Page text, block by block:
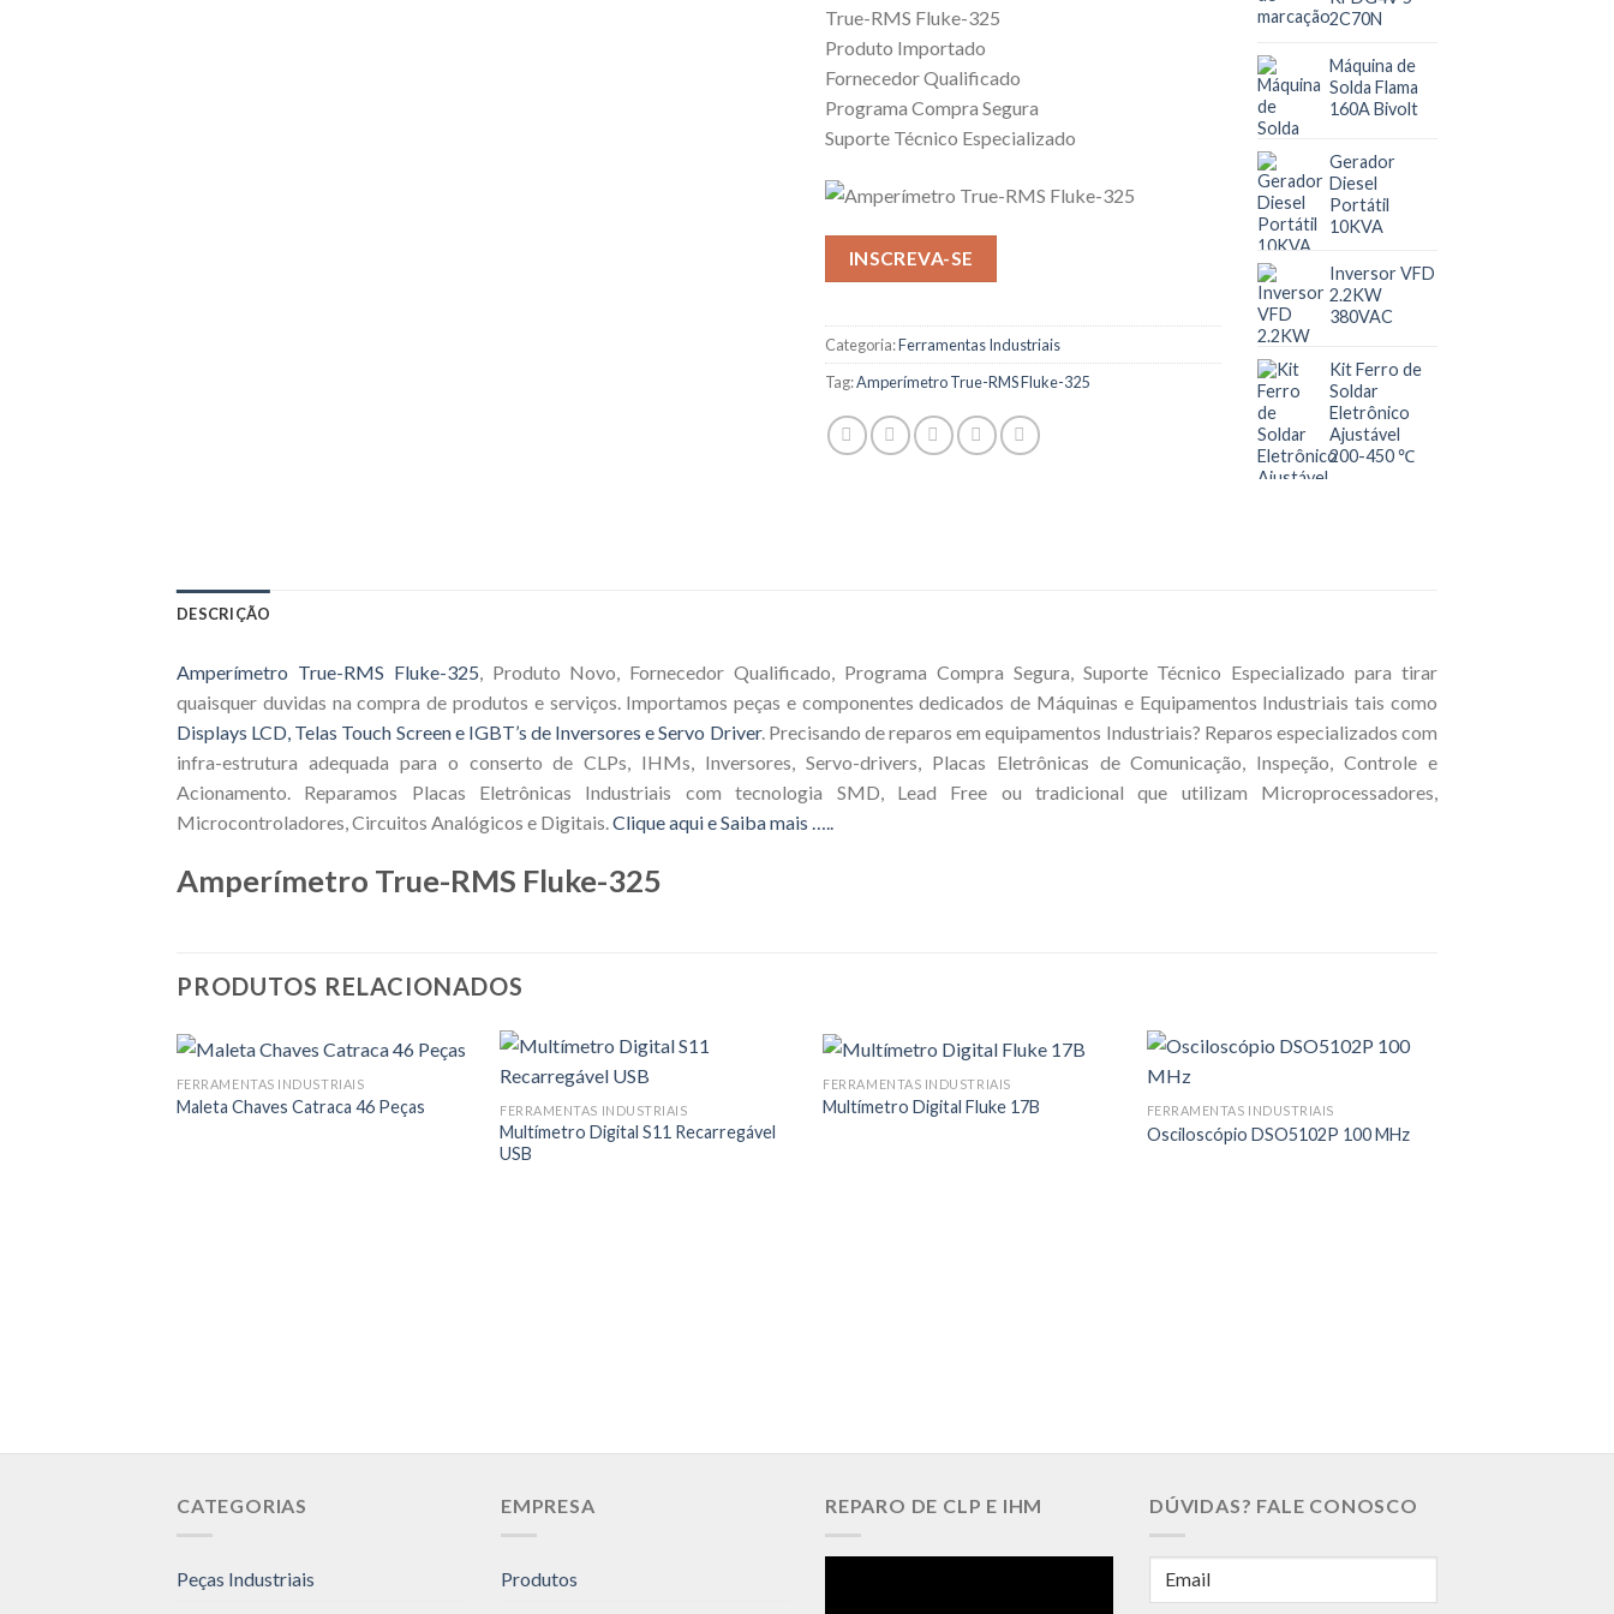
True-RMS Fluke-325
Produto Importado
Fornecedor Qualificado
Programa Compra Segura
Suporte Técnico Especializado
INSCREVA-SE
Categoria:Ferramentas Industriais
Tag:Amperímetro True-RMS Fluke-325
2C70N
Máquina de
Solda Flama
160A Bivolt
Gerador
Diesel
Portátil
10KVA
Inversor VFD
2.2KW
380VAC
Kit Ferro de
Soldar
Eletrônico
Ajustável
200-450 ℃
DESCRIÇÃO
Amperímetro True-RMS Fluke-325 , Produto Novo, Fornecedor Qualificado, Programa Compra Segura, Suporte Técnico Especializado para tirar
quaisquer duvidas na compra de produtos e serviços. Importamos peças e componentes dedicados de Máquinas e Equipamentos Industriais tais como
Displays LCD, Telas Touch Screen e IGBT’s de Inversores e Servo Driver. Precisando de reparos em equipamentos Industriais? Reparos especializados com
infra-estrutura adequada para o conserto de CLPs, IHMs, Inversores, Servo-drivers, Placas Eletrônicas de Comunicação, Inspeção, Controle e
Acionamento. Reparamos Placas Eletrônicas Industriais com tecnologia SMD, Lead Free ou tradicional que utilizam Microprocessadores,
Microcontroladores, Circuitos Analógicos e Digitais. Clique aqui e Saiba mais …..
Amperímetro True-RMS Fluke-325
PRODUTOS RELACIONADOS
FERRAMENTAS INDUSTRIAIS
Maleta Chaves Catraca 46 Peças FERRAMENTAS INDUSTRIAIS
Multímetro Digital S11 Recarregável
USB
FERRAMENTAS INDUSTRIAIS
Multímetro Digital Fluke 17B FERRAMENTAS INDUSTRIAIS
Osciloscópio DSO5102P 100 MHz
CATEGORIAS
Peças Industriais
EMPRESA
Produtos
REPARO DE CLP E IHM DÚVIDAS? FALE CONOSCO